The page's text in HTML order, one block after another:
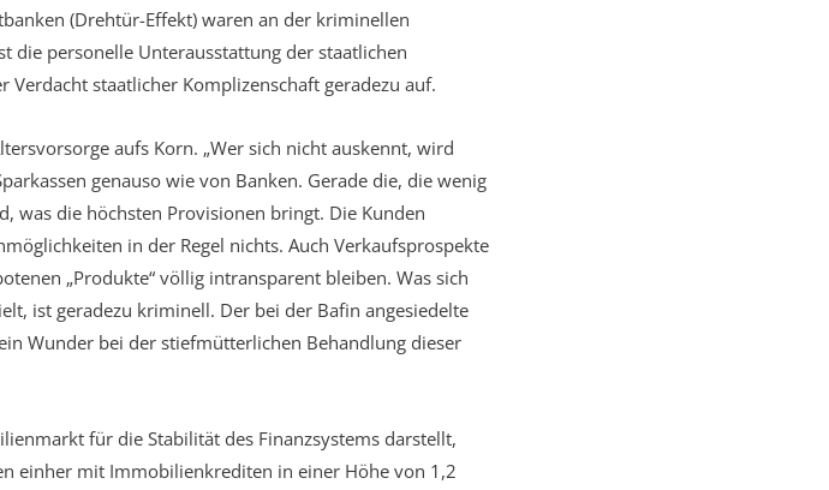
(Drehtür-Effekt) waren an der kriminellen
die personelle Unterausstattung der staatlichen
Verdacht staatlicher Komplizenschaft geradezu auf.
aufs Korn. „Wer sich nicht auskennt, wird
genauso wie von Banken. Gerade die, die wenig
was die höchsten Provisionen bringt. Die Kunden
in der Regel nichts. Auch Verkaufsprospekte
„Produkte“ völlig intransparent bleiben. Was sich
ist geradezu kriminell. Der bei der Bafin angesiedelte
Wunder bei der stiefmütterlichen Behandlung dieser
für die Stabilität des Finanzsystems darstellt,
einher mit Immobilienkrediten in einer Höhe von 1,2